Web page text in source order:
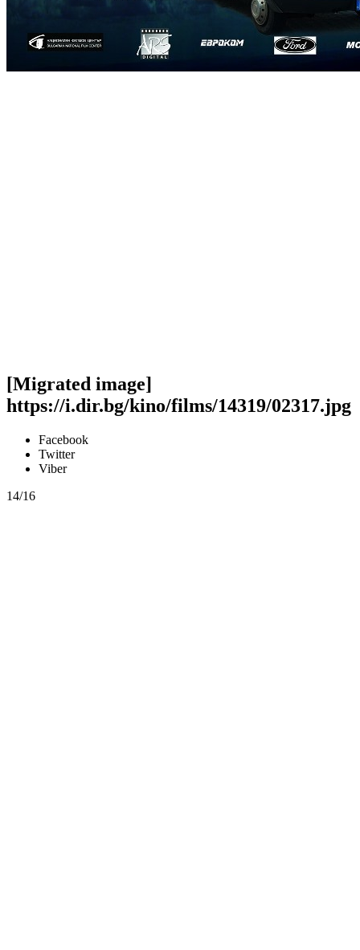
[Migrated image]
https://i.dir.bg/kino/films/14319/02317.jpg
Facebook
Twitter
Viber
14/16